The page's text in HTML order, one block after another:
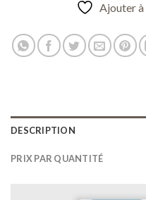
Ajouter à
DESCRIPTION
PRIX PAR QUANTITÉ